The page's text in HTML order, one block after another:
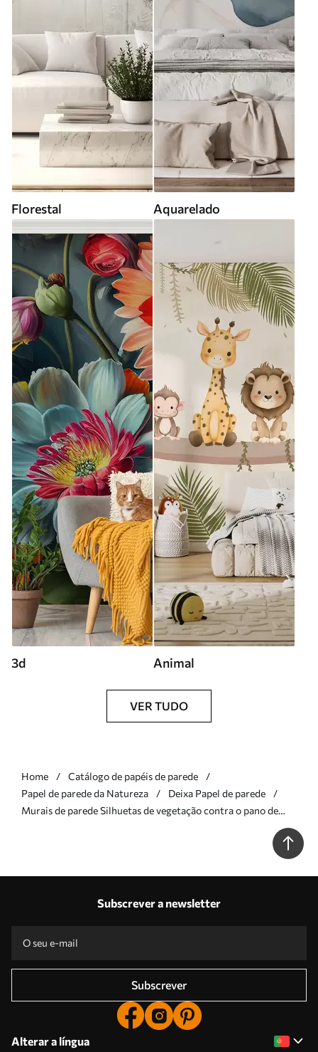
Florestal Aquarelado
3d Animal
VER TUDO
Home
Catálogo de papéis de parede
Papel de parede da Natureza
Deixa Papel de parede
Murais de parede Silhuetas de vegetação contra o pano de
Subscrever a newsletter
Subscrever
Alterar a língua